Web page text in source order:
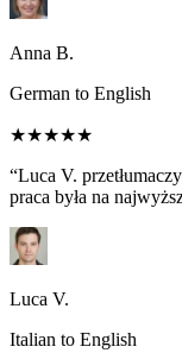
Anna B.
German to English
★★★★★
“Luca V.
praca była na
Luca V.
Italian to English